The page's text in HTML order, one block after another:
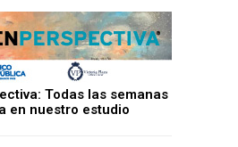
Todas las semanas
en nuestro estudio